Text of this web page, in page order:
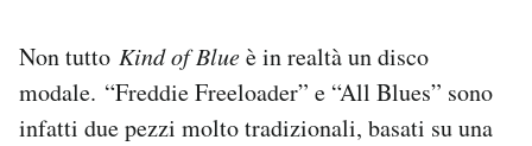
Non tutto Kind of Blueè in realtà un disco
modale. “Freddie Freeloader” e “All Blues” sono
infatti due pezzi molto tradizionali, basati su una